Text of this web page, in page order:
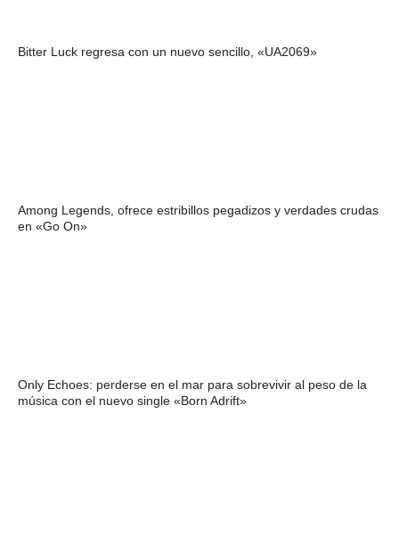
Bitter Luck regresa con un nuevo sencillo, «UA2069»
Among Legends, ofrece estribillos pegadizos y verdades crudas
en «Go On»
Only Echoes: perderse en el mar para sobrevivir al peso de la
música con el nuevo single «Born Adrift»